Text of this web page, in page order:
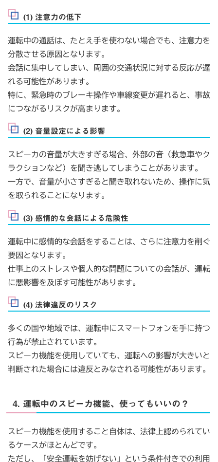
(1) 注意力の低下
運転中の通話は、たとえ手を使わない場合でも、注意力を
分散させる原因となります。
会話に集中してしまい、周囲の交通状況に対する反応が遅
れる可能性があります。
特に、緊急時のブレーキ操作や車線変更が遅れると、事故
につながるリスクが高まります。
(2) 音量設定による影響
スピーカの音量が大きすぎる場合、外部の音（救急車やク
ラクションなど）を聞き逃してしまうことがあります。
一方で、音量が小さすぎると聞き取れないため、操作に気
を取られることになります。
(3) 感情的な会話による危険性
運転中に感情的な会話をすることは、さらに注意力を削ぐ
要因となります。
仕事上のストレスや個人的な問題についての会話が、運転
に悪影響を及ぼす可能性があります。
(4) 法律違反のリスク
多くの国や地域では、運転中にスマートフォンを手に持つ
行為が禁止されています。
スピーカ機能を使用していても、運転への影響が大きいと
判断された場合には違反とみなされる可能性があります。
4. 運転中のスピーカ機能、使ってもいいの？
スピーカ機能を使用すること自体は、法律上認められてい
るケースがほとんどです。
ただし、「安全運転を妨げない」という条件付きでの利用